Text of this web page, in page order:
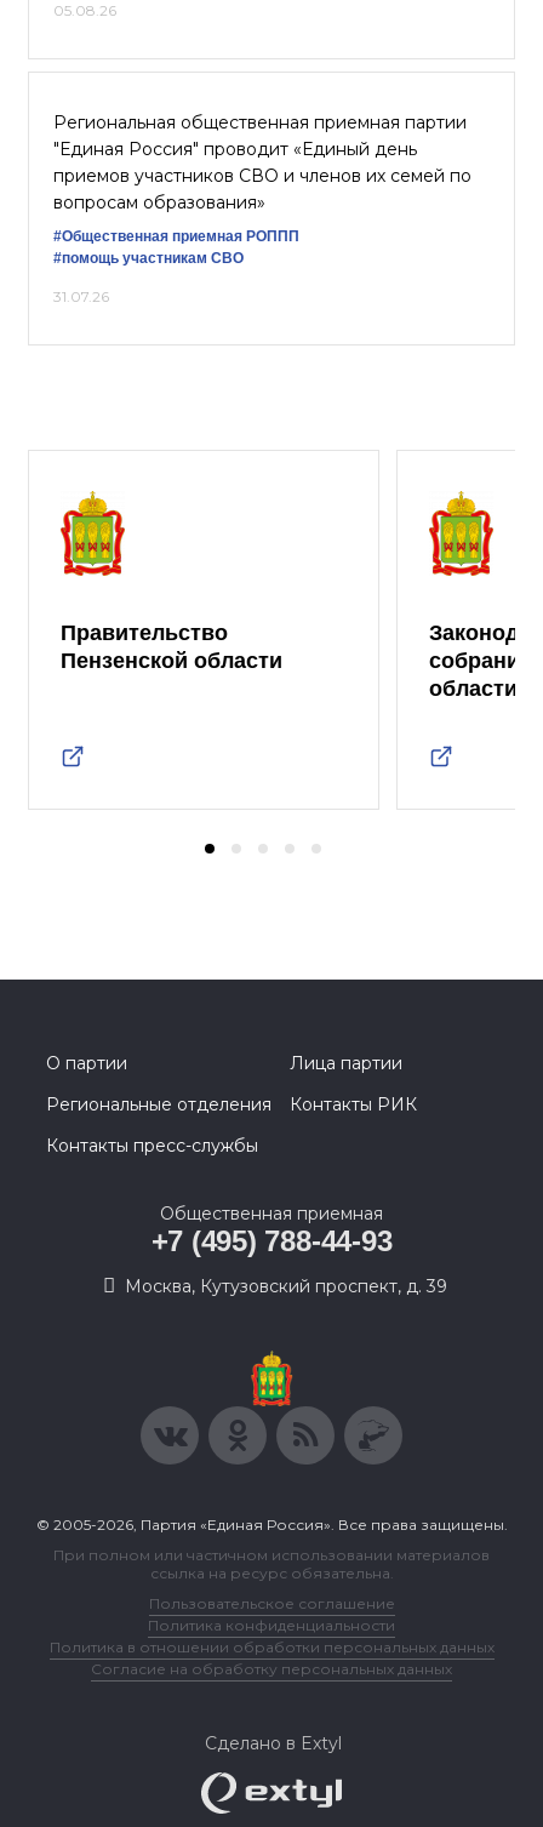
05.08.26
Региональная общественная приемная партии
"Единая Россия" проводит «Единый день
приемов участников СВО и членов их семей по
вопросам образования»
#Общественная приемная РОППП
#помощь участникам СВО
31.07.26
Правительство
Пензенской области
собрание
области
О партии
Лица партии
Региональные отделения
Контакты РИК
Контакты пресс-службы
Общественная приемная
+7 (495) 788-44-93
Москва, Кутузовский проспект, д. 39
© 2005-2026, Партия «Единая Россия». Все права защищены.
При полном или частичном использовании материалов
ссылка на ресурс обязательна.
Пользовательское соглашение
Политика конфиденциальности
Политика в отношении обработки персональных данных
Согласие на обработку персональных данных
Сделано в Extyl